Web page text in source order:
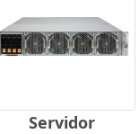
Servidor